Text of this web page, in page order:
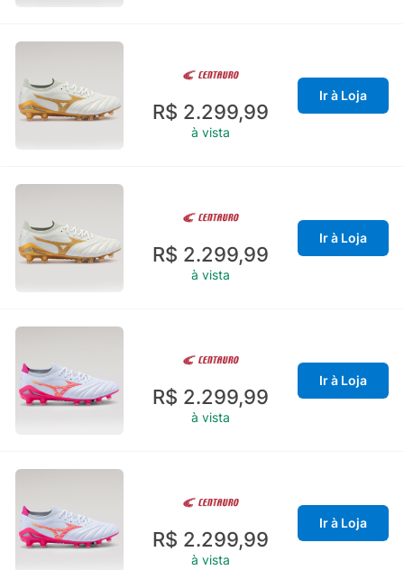
R$ 2.299,99
à vista
Ir à Loja
R$ 2.299,99
à vista
Ir à Loja
R$ 2.299,99
à vista
Ir à Loja
R$ 2.299,99
à vista
Ir à Loja